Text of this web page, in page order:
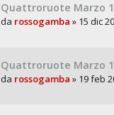
Quattroruote Marzo
da rossogamba » 15 dic
Quattroruote Marzo
da rossogamba » 19 feb